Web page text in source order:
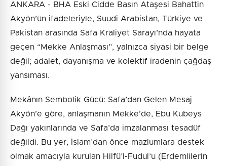
ANKARA - BHA Eski Cidde Basın Ataşesi Bahattin
Akyön’ün ifadeleriyle, Suudi Arabistan, Türkiye ve
Pakistan arasında Safa Kraliyet Sarayı’nda hayata
geçen “Mekke Anlaşması”, yalnızca siyasi bir belge
değil; adalet, dayanışma ve kolektif iradenin çağdaş
yansıması.
Mekânın Sembolik Gücü: Safa’dan Gelen Mesaj
Akyön’e göre, anlaşmanın Mekke’de, Ebu Kubeys
Dağı yakınlarında ve Safa’da imzalanması tesadüf
değildi. Bu yer, İslam’dan önce mazlumlara destek
olmak amacıyla kurulan Hilfü’l-Fudul’u (Erdemlilerin